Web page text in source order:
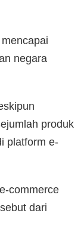
negara
produk
platform e-
commerce
dari